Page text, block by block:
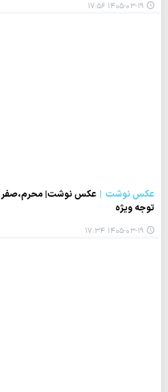
۱۴۰۵-۰۳-۱۹ ۱۷:۵۶
عکس نوشت
عکس نوشت|
توجه ویژه
۱۴۰۵-۰۳-۱۹ ۱۷:۳۴